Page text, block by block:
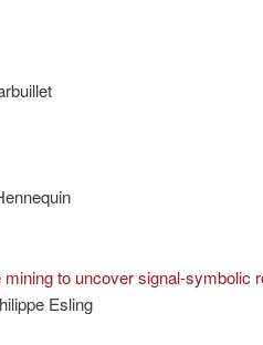
to uncover signal-symbolic
Esling